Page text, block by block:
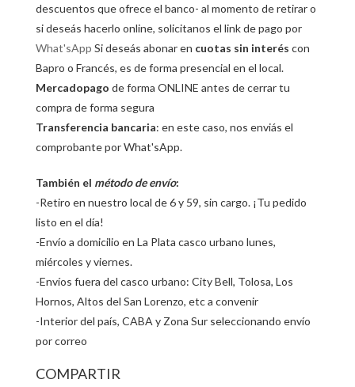
descuentos que ofrece el banco- al momento de retirar o
si deseás hacerlo online, solicitanos el link de pago por
What'sApp Si deseás abonar en cuotas sin interés con
Bapro o Francés, es de forma presencial en el local.
Mercadopago de forma ONLINE antes de cerrar tu
compra de forma segura
Transferencia bancaria: en este caso, nos enviás el
comprobante por What'sApp.
También el método de envío:
-Retiro en nuestro local de 6 y 59, sin cargo. ¡Tu pedido
listo en el día!
-Envío a domicilio en La Plata casco urbano lunes,
miércoles y viernes.
-Envíos fuera del casco urbano: City Bell, Tolosa, Los
Hornos, Altos del San Lorenzo, etc a convenir
-Interior del país, CABA y Zona Sur seleccionando envío
por correo
COMPARTIR